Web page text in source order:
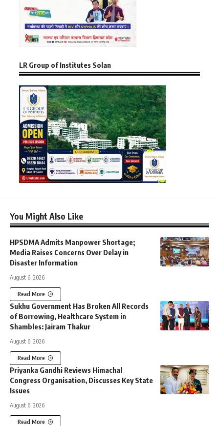
LR Group of Institutes Solan
You Might Also Like
HPSDMA Admits Manpower Shortage;
Media Raises Concerns Over Delay in
Disaster Information
August 6, 2026
Read More
Sukhu Government Has Broken All Records
of Borrowing, Healthcare System in
Shambles: Jairam Thakur
August 6, 2026
Read More
Priyanka Gandhi Reviews Himachal
Congress Organisation, Discusses Key State
Issues
August 6, 2026
Read More